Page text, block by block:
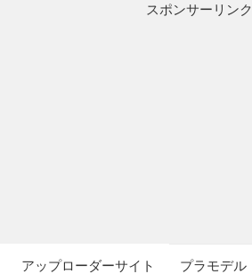
スポンサーリンク
アップローダーサイト プラモデル